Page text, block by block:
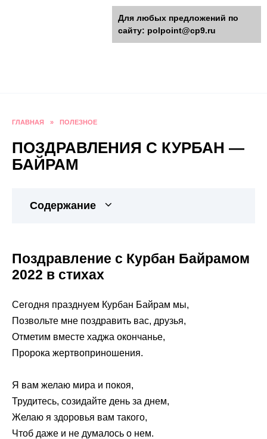
polpoint.ru - Разнообразные
поделки к праздникам
ГЛАВНАЯ » ПОЛЕЗНОЕ
ПОЗДРАВЛЕНИЯ С КУРБАН —
БАЙРАМ
Содержание
Поздравление с Курбан Байрамом
2022 в стихах
Сегодня празднуем Курбан Байрам мы,
Позвольте мне поздравить вас, друзья,
Отметим вместе хаджа окончанье,
Пророка жертвоприношения.
Я вам желаю мира и покоя,
Трудитесь, созидайте день за днем,
Желаю я здоровья вам такого,
Чтоб даже и не думалось о нем.
Для любых предложений по
сайту: polpoint@cp9.ru